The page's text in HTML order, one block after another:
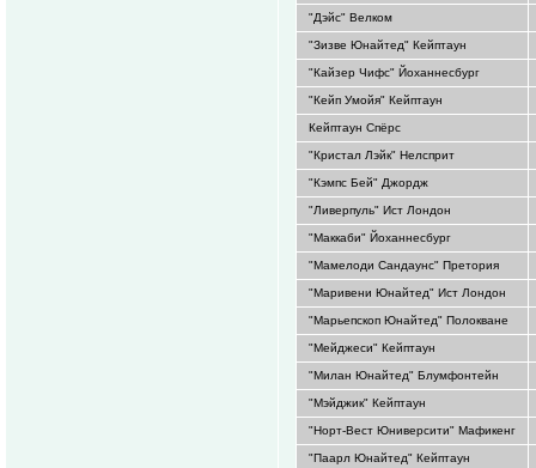
"Дэйс" Велком
"Зизве Юнайтед" Кейптаун
"Кайзер Чифс" Йоханнесбург
"Кейп Умойя" Кейптаун
Кейптаун Спёрс
"Кристал Лэйк" Нелсприт
"Кэмпс Бей" Джордж
"Ливерпуль" Ист Лондон
"Маккаби" Йоханнесбург
"Мамелоди Сандаунс" Претория
"Маривени Юнайтед" Ист Лондон
"Марьепскоп Юнайтед" Полокване
"Мейджеси" Кейптаун
"Милан Юнайтед" Блумфонтейн
"Мэйджик" Кейптаун
"Норт-Вест Юниверсити" Мафикенг
"Паарл Юнайтед" Кейптаун